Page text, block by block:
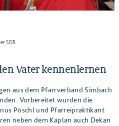
SDB
Vater kennenlernen
aus dem Pfarrverband Simbach
Vorbereitet wurden die
Pöschl und Pfarreipraktikant
neben dem Kaplan auch Dekan